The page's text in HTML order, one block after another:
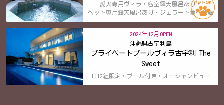
愛犬専用ヴィラ・客室露天風呂あり・
ペット専用露天風呂あり・ジェラート食べ放題
2024年12月OPEN
沖縄県古宇利島
プライベートプールヴィラ古宇利 The
Sweet
1日2組限定・プール付き・オーシャンビュー